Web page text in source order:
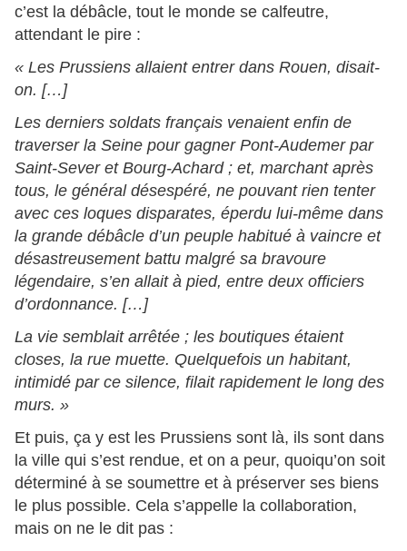
c’est la débâcle, tout le monde se calfeutre,
attendant le pire :
« Les Prussiens allaient entrer dans Rouen, disait-
on. […]
Les derniers soldats français venaient enfin de
traverser la Seine pour gagner Pont-Audemer par
Saint-Sever et Bourg-Achard ; et, marchant après
tous, le général désespéré, ne pouvant rien tenter
avec ces loques disparates, éperdu lui-même dans
la grande débâcle d’un peuple habitué à vaincre et
désastreusement battu malgré sa bravoure
légendaire, s’en allait à pied, entre deux officiers
d’ordonnance. […]
La vie semblait arrêtée ; les boutiques étaient
closes, la rue muette. Quelquefois un habitant,
intimidé par ce silence, filait rapidement le long des
murs. »
Et puis, ça y est les Prussiens sont là, ils sont dans
la ville qui s’est rendue, et on a peur, quoiqu’on soit
déterminé à se soumettre et à préserver ses biens
le plus possible. Cela s’appelle la collaboration,
mais on ne le dit pas :